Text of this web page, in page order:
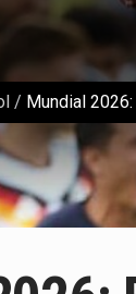
/ Mundial